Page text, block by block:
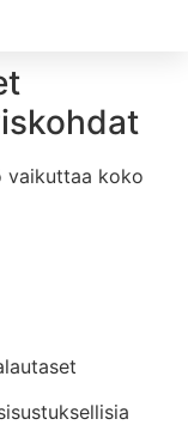
vaikuttaa koko